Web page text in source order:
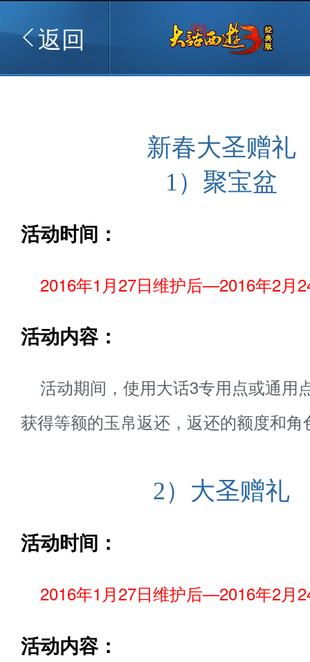
返回
新春大圣赠礼
1）聚宝盆
活动时间：
2016年1月27日维护后—2016年2月
活动内容：
活动期间，使用大话3专用点或通用
获得等额的玉帛返还，返还的额度和角
2）大圣赠礼
活动时间：
2016年1月27日维护后—2016年2月
活动内容：